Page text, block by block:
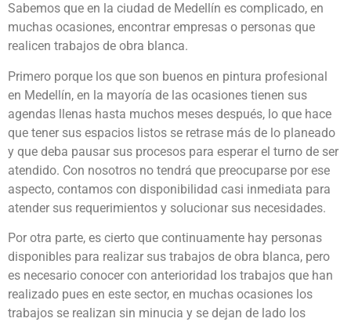
Sabemos que en la ciudad de Medellín es complicado, en
muchas ocasiones, encontrar empresas o personas que
realicen trabajos de obra blanca.
Primero porque los que son buenos en pintura profesional
en Medellín, en la mayoría de las ocasiones tienen sus
agendas llenas hasta muchos meses después, lo que hace
que tener sus espacios listos se retrase más de lo planeado
y que deba pausar sus procesos para esperar el turno de ser
atendido. Con nosotros no tendrá que preocuparse por ese
aspecto, contamos con disponibilidad casi inmediata para
atender sus requerimientos y solucionar sus necesidades.
Por otra parte, es cierto que continuamente hay personas
disponibles para realizar sus trabajos de obra blanca, pero
es necesario conocer con anterioridad los trabajos que han
realizado pues en este sector, en muchas ocasiones los
trabajos se realizan sin minucia y se dejan de lado los